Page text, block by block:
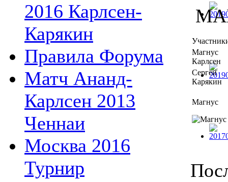
2016 Карлсен-
Карякин
Правила Форума
Матч Ананд-
Карлсен 2013
Ченнаи
Москва 2016
Турнир
Магнус
Карлсен
Сергей
Карякин
Магнус